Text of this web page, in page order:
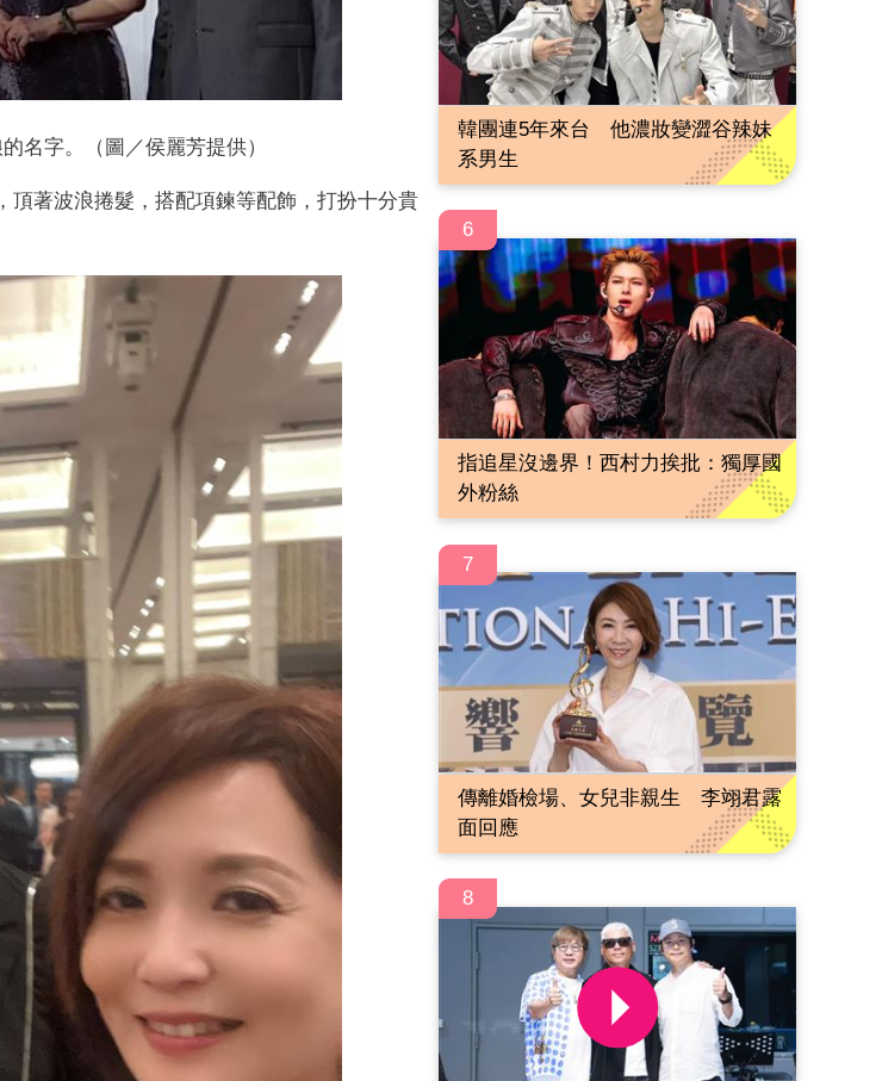
名字。（圖／侯麗芳提供）
著波浪捲髮，搭配項鍊等配飾，打扮十分貴
韓團連5年來台 他濃妝變澀谷辣妹
系男生
6
指追星沒邊界！西村力挨批：獨厚國
外粉絲
7
傳離婚檢場、女兒非親生 李翊君露
面回應
8